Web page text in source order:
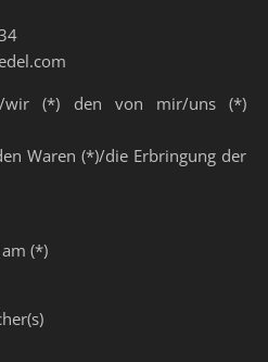
wir (*) den von mir/uns (*)
Waren (*)/die Erbringung der
(*)